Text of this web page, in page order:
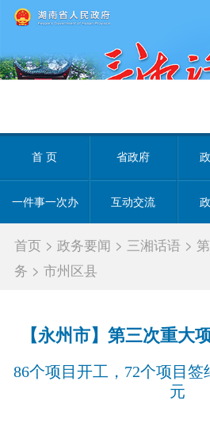
首 页 省政府
一件事一次办 互动交流
首页 >政务要闻 > 三湘话语 >
务 >市州区县
【永州市】第三次重大
86个项目开工，72个项目签
元